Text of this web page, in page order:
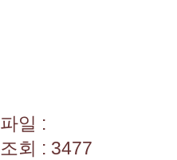
파일 :
조회 : 3477